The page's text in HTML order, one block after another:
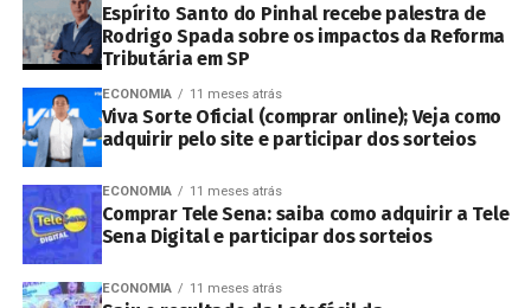
Espírito Santo do Pinhal recebe palestra de
Rodrigo Spada sobre os impactos da Reforma
Tributária em SP
ECONOMIA 11 meses atrás
Viva Sorte Oficial (comprar online); Veja como
adquirir pelo site e participar dos sorteios
ECONOMIA 11 meses atrás
Comprar Tele Sena: saiba como adquirir a Tele
Sena Digital e participar dos sorteios
ECONOMIA 11 meses atrás